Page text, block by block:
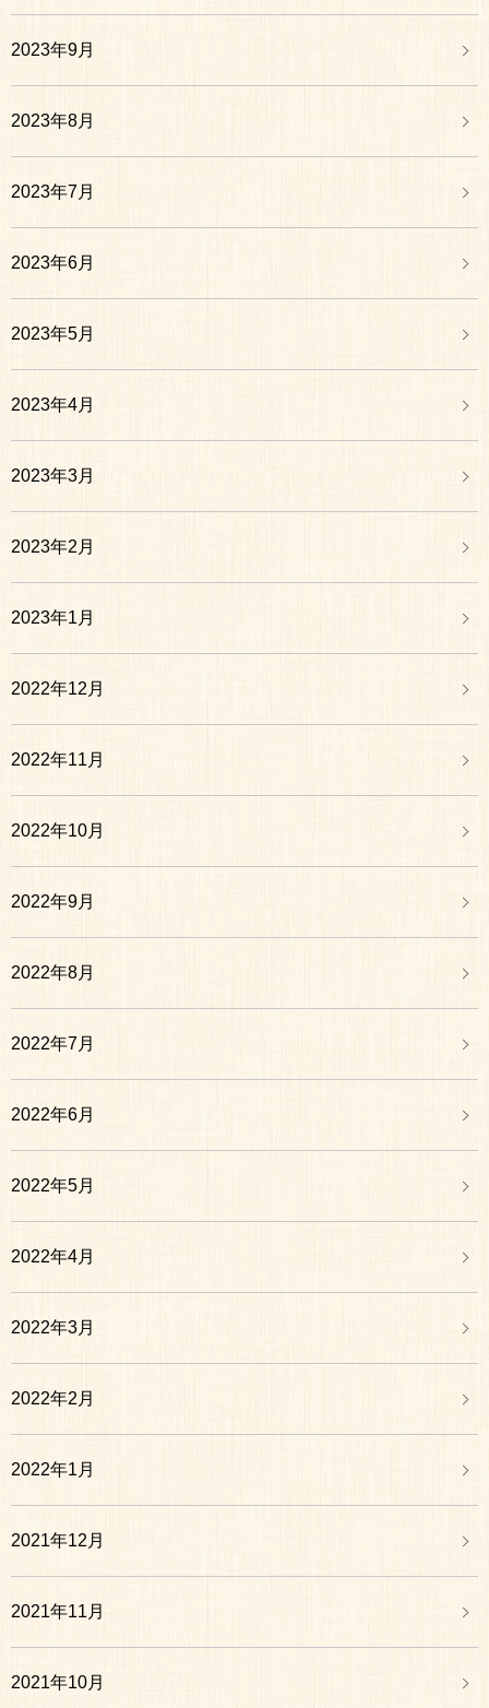
2023年9月
2023年8月
2023年7月
2023年6月
2023年5月
2023年4月
2023年3月
2023年2月
2023年1月
2022年12月
2022年11月
2022年10月
2022年9月
2022年8月
2022年7月
2022年6月
2022年5月
2022年4月
2022年3月
2022年2月
2022年1月
2021年12月
2021年11月
2021年10月